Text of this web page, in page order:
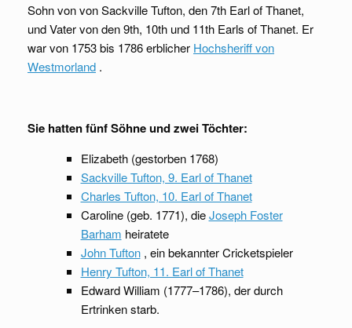
Sohn von von Sackville Tufton, den 7th Earl of Thanet,
und Vater von den 9th, 10th und 11th Earls of Thanet. Er
war von 1753 bis 1786 erblicher Hochsheriff von
Westmorland .
Sie hatten fünf Söhne und zwei Töchter:
Elizabeth (gestorben 1768)
Sackville Tufton, 9. Earl of Thanet
Charles Tufton, 10. Earl of Thanet
Caroline (geb. 1771), dieJoseph Foster
Barham heiratete
John Tufton, ein bekannter Cricketspieler
Henry Tufton, 11. Earl of Thanet
Edward William (1777–1786), der durch
Ertrinken starb.